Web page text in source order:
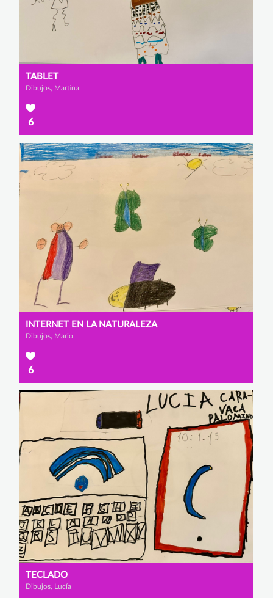
TABLET
Dibujos, Martina
6
INTERNET EN LA NATURALEZA
Dibujos, Mario
6
TECLADO
Dibujos, Lucía